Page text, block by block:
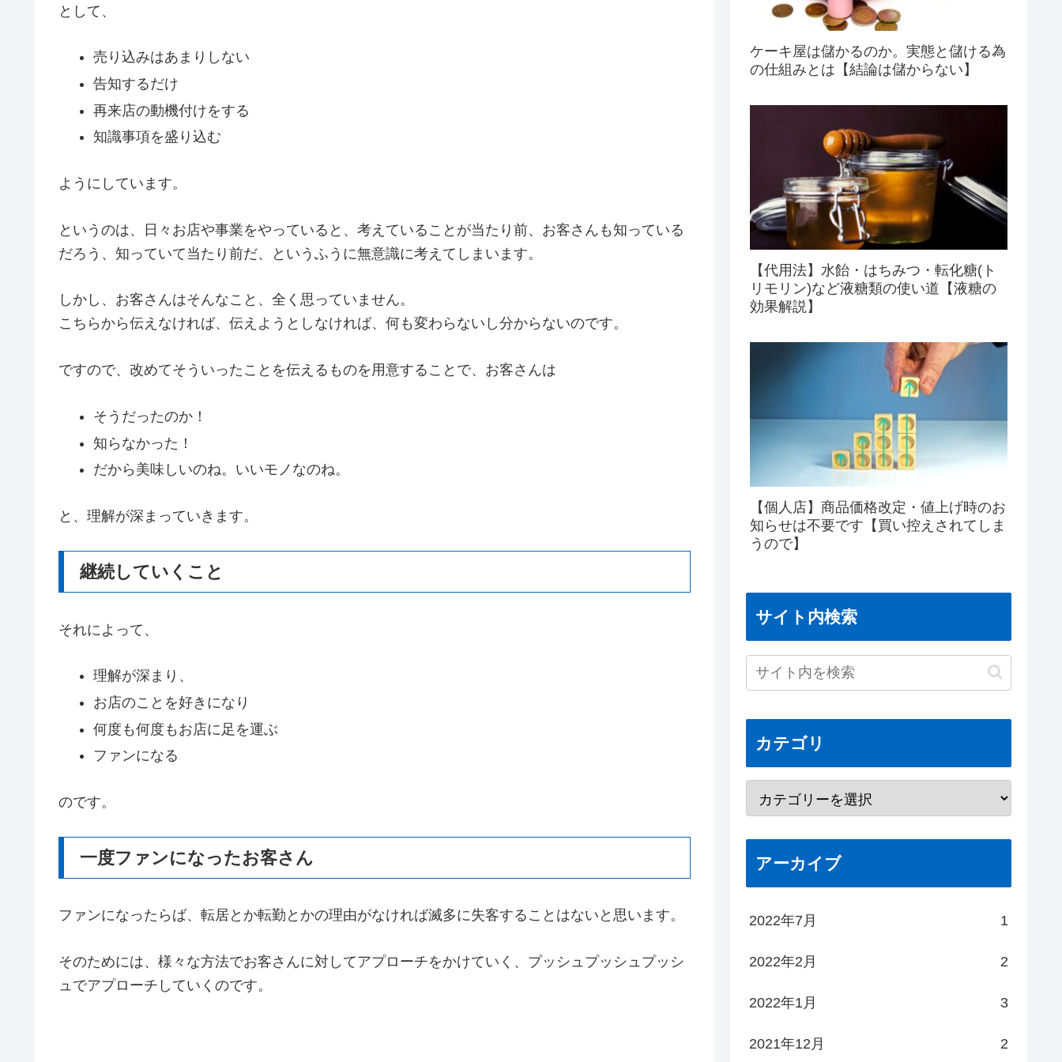
として、
売り込みはあまりしない
告知するだけ
再来店の動機付けをする
知識事項を盛り込む
ようにしています。
というのは、日々お店や事業をやっていると、考えていることが当たり前、お客さんも知っている
だろう、知っていて当たり前だ、というふうに無意識に考えてしまいます。
しかし、お客さんはそんなこと、全く思っていません。
こちらから伝えなければ、伝えようとしなければ、何も変わらないし分からないのです。
ですので、改めてそういったことを伝えるものを用意することで、お客さんは
そうだったのか！
知らなかった！
だから美味しいのね。いいモノなのね。
と、理解が深まっていきます。
継続していくこと
それによって、
理解が深まり、
お店のことを好きになり
何度も何度もお店に足を運ぶ
ファンになる
のです。
一度ファンになったお客さん
ファンになったらば、転居とか転勤とかの理由がなければ滅多に失客することはないと思います。
そのためには、様々な方法でお客さんに対してアプローチをかけていく、プッシュプッシュプッシ
ュでアプローチしていくのです。
ケーキ屋は儲かるのか。実態と儲ける為
の仕組みとは【結論は儲からない】
【代用法】水飴・はちみつ・転化糖(ト
リモリン)など液糖類の使い道【液糖の
効果解説】
【個人店】商品価格改定・値上げ時のお
知らせは不要です【買い控えされてしま
うので】
サイト内検索
カテゴリ
アーカイブ
2022年7月 1
2022年2月 2
2022年1月 3
2021年12月 2